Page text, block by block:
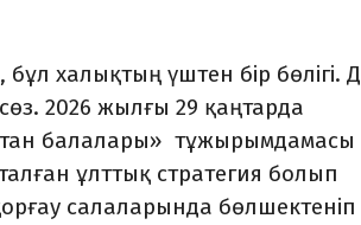
халықтың үштен бір бөлігі.
2026 жылғы 29 қаңтарда
балалары» тұжырымдамасы
ұлттық стратегия болып
салаларында бөлшектеніп